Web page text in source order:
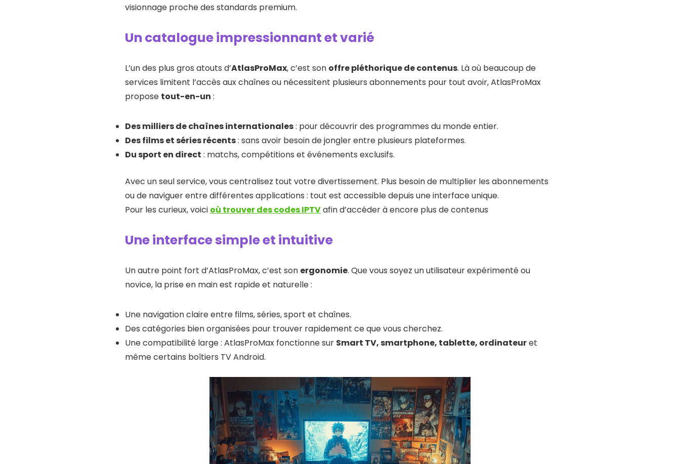
visionnage proche des standards premium.
Un catalogue impressionnant et varié
L’un des plus gros atouts d’AtlasProMax, c’est son offre pléthorique de contenus. Là où beaucoup de
services limitent l’accès aux chaînes ou nécessitent plusieurs abonnements pour tout avoir, AtlasProMax
propose tout-en-un :
Des milliers de chaînes internationales: pour découvrir des programmes du monde entier.
Des films et séries récents: sans avoir besoin de jongler entre plusieurs plateformes.
Du sport en direct : matchs, compétitions et événements exclusifs.
Avec un seul service, vous centralisez tout votre divertissement. Plus besoin de multiplier les abonnements
ou de naviguer entre différentes applications : tout est accessible depuis une interface unique.
Pour les curieux, voici où trouver des codes IPTVafin d’accéder à encore plus de contenus
Une interface simple et intuitive
Un autre point fort d’AtlasProMax, c’est son ergonomie. Que vous soyez un utilisateur expérimenté ou
novice, la prise en main est rapide et naturelle :
Une navigation claire entre films, séries, sport et chaînes.
Des catégories bien organisées pour trouver rapidement ce que vous cherchez.
Une compatibilité large : AtlasProMax fonctionne sur Smart TV, smartphone, tablette, ordinateuret
même certains boîtiers TV Android.